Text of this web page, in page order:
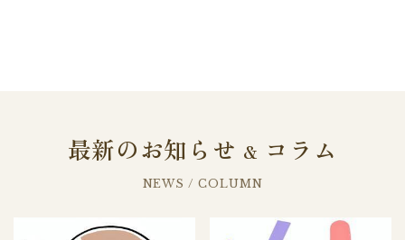
最新のお知らせ & コラム
NEWS / COLUMN